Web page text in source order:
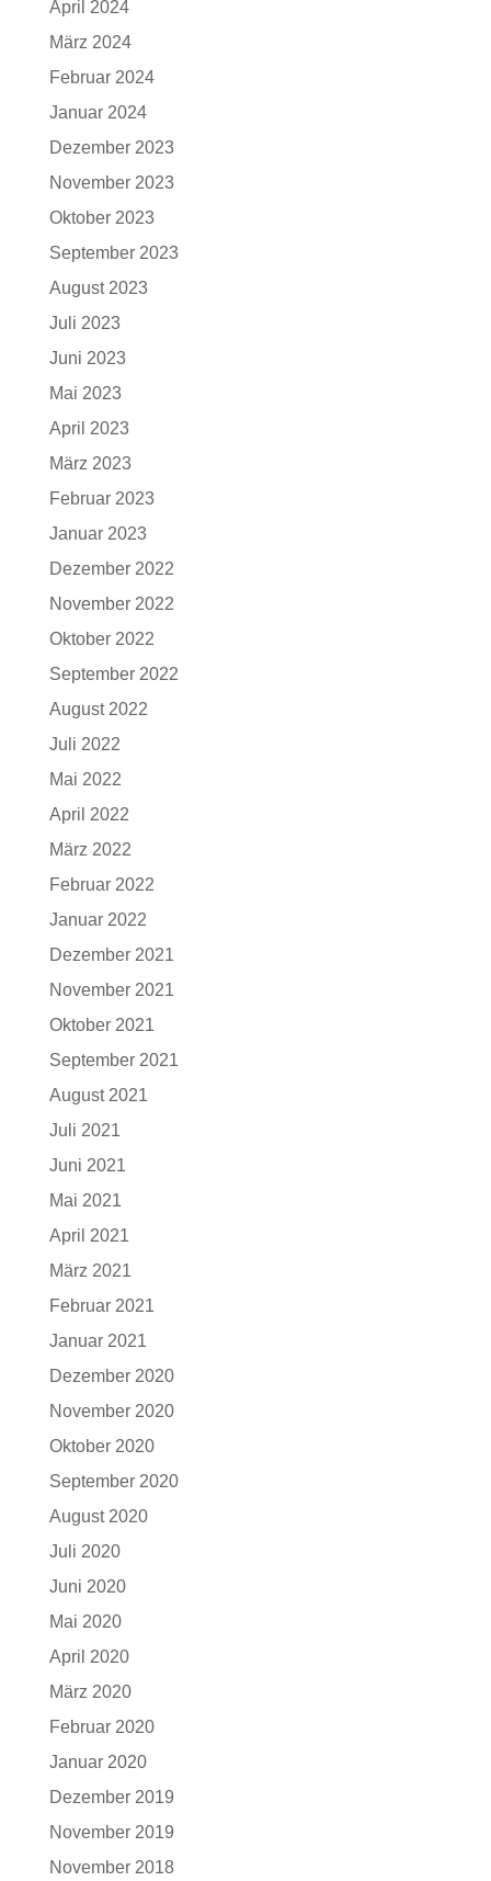
April 2024
März 2024
Februar 2024
Januar 2024
Dezember 2023
November 2023
Oktober 2023
September 2023
August 2023
Juli 2023
Juni 2023
Mai 2023
April 2023
März 2023
Februar 2023
Januar 2023
Dezember 2022
November 2022
Oktober 2022
September 2022
August 2022
Juli 2022
Mai 2022
April 2022
März 2022
Februar 2022
Januar 2022
Dezember 2021
November 2021
Oktober 2021
September 2021
August 2021
Juli 2021
Juni 2021
Mai 2021
April 2021
März 2021
Februar 2021
Januar 2021
Dezember 2020
November 2020
Oktober 2020
September 2020
August 2020
Juli 2020
Juni 2020
Mai 2020
April 2020
März 2020
Februar 2020
Januar 2020
Dezember 2019
November 2019
November 2018